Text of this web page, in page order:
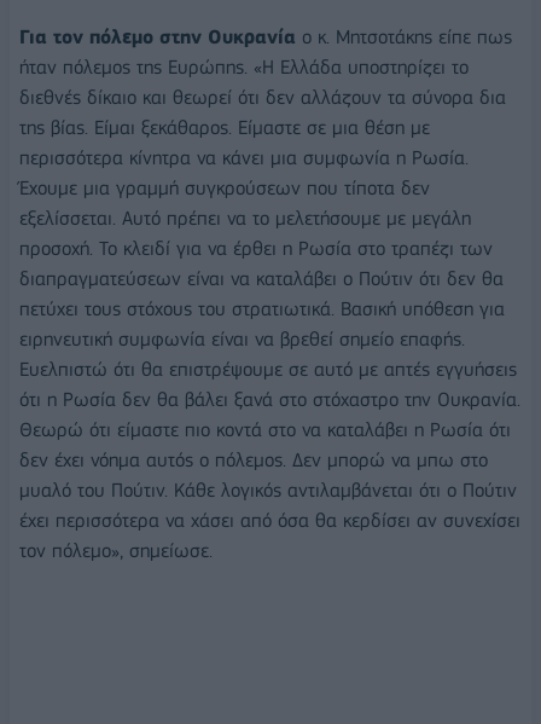
Για τον πόλεμο στην Ουκρανία ο κ. Μητσοτάκης είπε πως
ήταν πόλεμος της Ευρώπης. «Η Ελλάδα υποστηρίζει το
διεθνές δίκαιο και θεωρεί ότι δεν αλλάζουν τα σύνορα δια
της βίας. Είμαι ξεκάθαρος. Είμαστε σε μια θέση με
περισσότερα κίνητρα να κάνει μια συμφωνία η Ρωσία.
Έχουμε μια γραμμή συγκρούσεων που τίποτα δεν
εξελίσσεται. Αυτό πρέπει να το μελετήσουμε με μεγάλη
προσοχή. Το κλειδί για να έρθει η Ρωσία στο τραπέζι των
διαπραγματεύσεων είναι να καταλάβει ο Πούτιν ότι δεν θα
πετύχει τους στόχους του στρατιωτικά. Βασική υπόθεση για
ειρηνευτική συμφωνία είναι να βρεθεί σημείο επαφής.
Ευελπιστώ ότι θα επιστρέψουμε σε αυτό με απτές εγγυήσεις
ότι η Ρωσία δεν θα βάλει ξανά στο στόχαστρο την Ουκρανία.
Θεωρώ ότι είμαστε πιο κοντά στο να καταλάβει η Ρωσία ότι
δεν έχει νόημα αυτός ο πόλεμος. Δεν μπορώ να μπω στο
μυαλό του Πούτιν. Κάθε λογικός αντιλαμβάνεται ότι ο Πούτιν
έχει περισσότερα να χάσει από όσα θα κερδίσει αν συνεχίσει
τον πόλεμο», σημείωσε.